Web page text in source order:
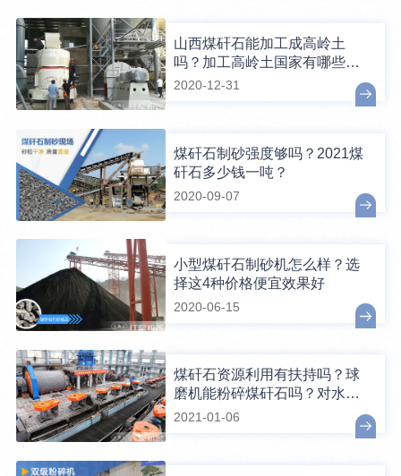
山西煤矸石能加工成高岭土
吗？加工高岭土国家有哪些优
惠政策？
2020-12-31
煤矸石制砂强度够吗？2021煤
矸石多少钱一吨？
2020-09-07
小型煤矸石制砂机怎么样？选
择这4种价格便宜效果好
2020-06-15
煤矸石资源利用有扶持吗？球
磨机能粉碎煤矸石吗？对水分
有要求吗？
2021-01-06